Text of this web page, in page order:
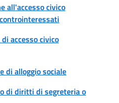
all'accesso civico
accesso civico
di alloggio sociale
di diritti di segreteria o